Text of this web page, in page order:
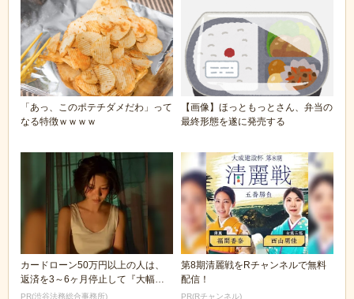
「あっ、このポテチダメだわ」って
なる特徴ｗｗｗｗ
【画像】ほっともっとさん、弁当の
最終形態を遂に発売する
カードローン50万円以上の人は、
返済を3～6ヶ月停止して『大幅に
減額してから返済...
PR(渋谷法務総合事務所)
第8期清麗戦をRチャンネルで無料
配信！
PR(Rチャンネル)